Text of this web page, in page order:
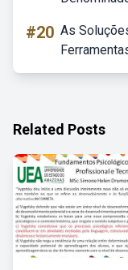
#20 As
Related Posts